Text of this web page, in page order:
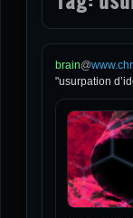
brain@
"usurpation